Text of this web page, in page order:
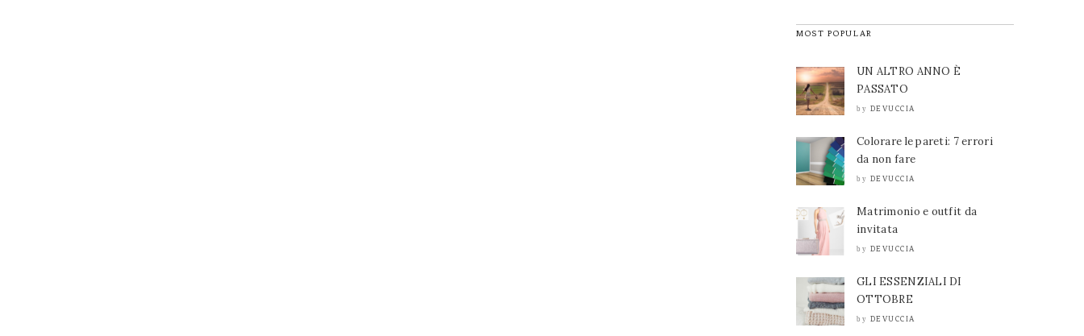
MOST POPULAR
UN ALTRO ANNO È
PASSATO
by DEVUCCIA
Colorare le pareti: 7 errori
da non fare
by DEVUCCIA
Matrimonio e outfit da
invitata
by DEVUCCIA
GLI ESSENZIALI DI
OTTOBRE
by DEVUCCIA